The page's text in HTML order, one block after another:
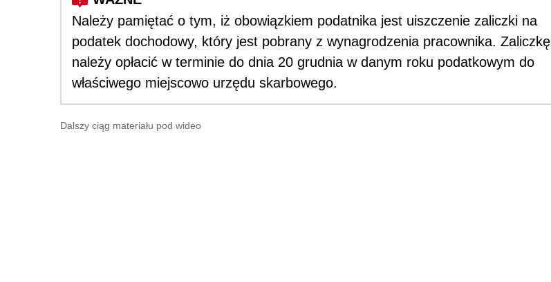
Należy pamiętać o tym, iż obowiązkiem podatnika jest uiszczenie zaliczki na
podatek dochodowy, który jest pobrany z wynagrodzenia pracownika. Zaliczkę
należy opłacić w terminie do dnia 20 grudnia w danym roku podatkowym do
właściwego miejscowo urzędu skarbowego.
Dalszy ciąg materiału pod wideo